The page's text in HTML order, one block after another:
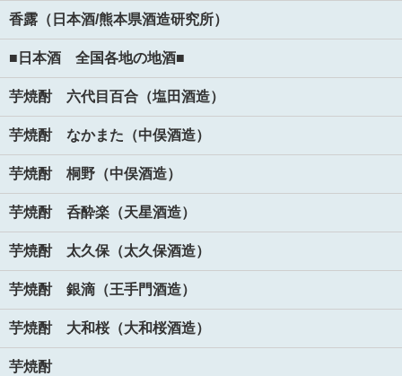
香露（日本酒/熊本県酒造研究所）
■日本酒 全国各地の地酒■
芋焼酎 六代目百合（塩田酒造）
芋焼酎 なかまた（中俣酒造）
芋焼酎 桐野（中俣酒造）
芋焼酎 呑酔楽（天星酒造）
芋焼酎 太久保（太久保酒造）
芋焼酎 銀滴（王手門酒造）
芋焼酎 大和桜（大和桜酒造）
芋焼酎